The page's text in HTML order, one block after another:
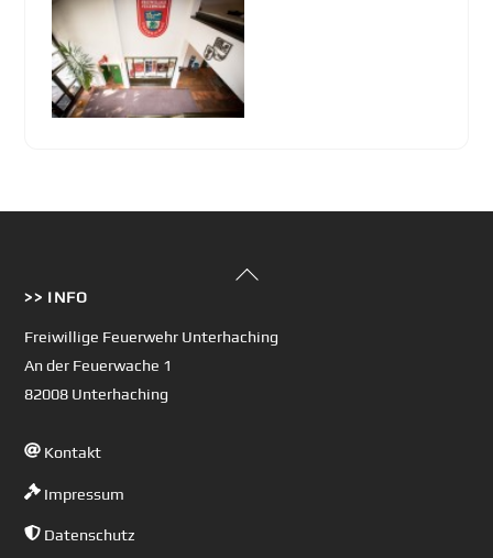
Back
>> INFO
Freiwillige Feuerwehr Unterhaching
An der Feuerwache 1
82008 Unterhaching
Kontakt
Impressum
Datenschutz